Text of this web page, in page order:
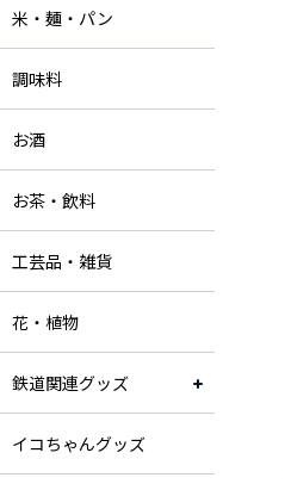
米・麺・パン
調味料
お酒
お茶・飲料
工芸品・雑貨
花・植物
鉄道関連グッズ
イコちゃんグッズ